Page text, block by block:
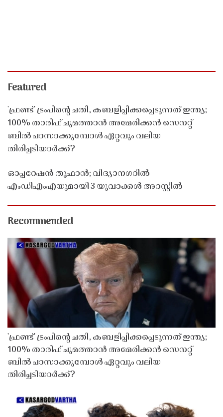
Featured
'ഫ്രണ്ട്' ട്രംപിന്റെ ചതി, കബളിപ്പിക്കപ്പെടുന്നത് ഇന്ത്യ;
100% താരിഫ് ചുമത്താൻ അമേരിക്കൻ സെനറ്റ്
ബിൽ പാസാക്കുമ്പോൾ ഏറ്റവും വലിയ
തിരിച്ചടിയാർക്ക്?
ഓപ്പറേഷൻ തൂഫാൻ; വിദ്യാനഗറിൽ
എംഡിഎംഎയുമായി 3 യുവാക്കൾ അറസ്റ്റിൽ
Recommended
'ഫ്രണ്ട്' ട്രംപിന്റെ ചതി, കബളിപ്പിക്കപ്പെടുന്നത് ഇന്ത്യ;
100% താരിഫ് ചുമത്താൻ അമേരിക്കൻ സെനറ്റ്
ബിൽ പാസാക്കുമ്പോൾ ഏറ്റവും വലിയ
തിരിച്ചടിയാർക്ക്?